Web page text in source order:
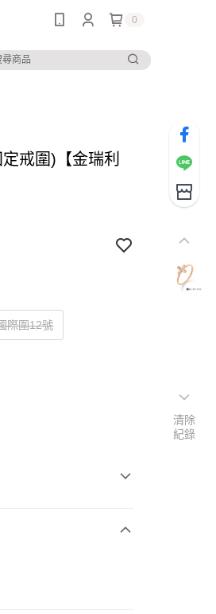
0
戒圍)【金瑞利
際圍12號
清除
紀錄